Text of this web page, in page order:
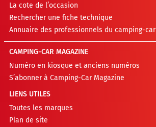
La cote de l’occasion
Rechercher une fiche technique
Annuaire des professionnels du camping-car
CAMPING-CAR MAGAZINE
Numéro en kiosque et anciens numéros
S’abonner à Camping-Car Magazine
LIENS UTILES
Toutes les marques
Plan de site